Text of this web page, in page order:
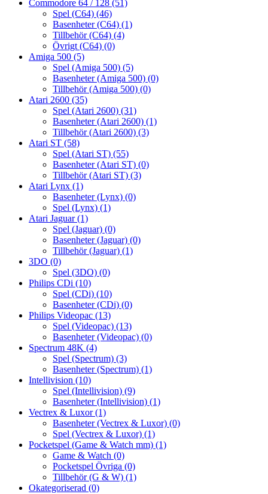
Commodore 64 / 128 (51)
Spel (C64) (46)
Basenheter (C64) (1)
Tillbehör (C64) (4)
Övrigt (C64) (0)
Amiga 500 (5)
Spel (Amiga 500) (5)
Basenheter (Amiga 500) (0)
Tillbehör (Amiga 500) (0)
Atari 2600 (35)
Spel (Atari 2600) (31)
Basenheter (Atari 2600) (1)
Tillbehör (Atari 2600) (3)
Atari ST (58)
Spel (Atari ST) (55)
Basenheter (Atari ST) (0)
Tillbehör (Atari ST) (3)
Atari Lynx (1)
Basenheter (Lynx) (0)
Spel (Lynx) (1)
Atari Jaguar(1)
Spel (Jaguar) (0)
Basenheter (Jaguar) (0)
Tillbehör (Jaguar) (1)
3DO (0)
Spel (3DO) (0)
Philips CDi (10)
Spel (CDi) (10)
Basenheter (CDi) (0)
Philips Videopac (13)
Spel (Videopac) (13)
Basenheter (Videopac) (0)
Spectrum 48K (4)
Spel (Spectrum) (3)
Basenheter (Spectrum) (1)
Intellivision (10)
Spel (Intellivision) (9)
Basenheter (Intellivision) (1)
Vectrex & Luxor(1)
Basenheter (Vectrex & Luxor) (0)
Spel (Vectrex & Luxor) (1)
Pocketspel (Game & Watch mm) (1)
Game & Watch (0)
Pocketspel Övriga (0)
Tillbehör (G & W) (1)
Okategoriserad (0)